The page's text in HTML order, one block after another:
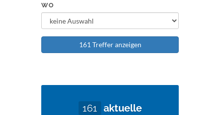
WO
161 Treffer anzeigen
161 aktuelle